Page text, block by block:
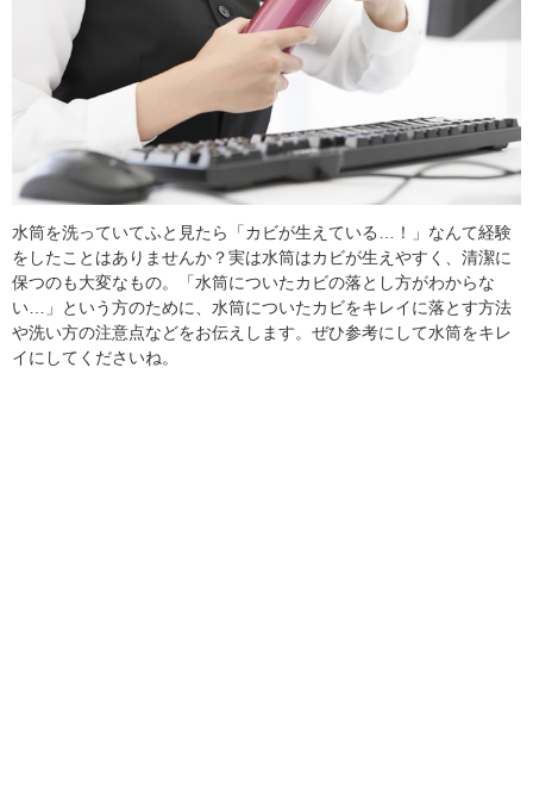
趣味
食材辞典
水筒を洗っていてふと見たら「カビが生えている…！」なんて経験
をしたことはありませんか？実は水筒はカビが生えやすく、清潔に
保つのも大変なもの。「水筒についたカビの落とし方がわからな
い…」という方のために、水筒についたカビをキレイに落とす方法
や洗い方の注意点などをお伝えします。ぜひ参考にして水筒をキレ
イにしてくださいね。